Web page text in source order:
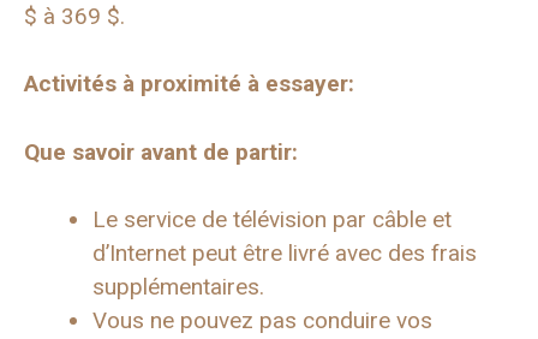
$ à 369 $.
Activités à proximité à essayer:
Que savoir avant de partir:
Le service de télévision par câble et
d’Internet peut être livré avec des frais
supplémentaires.
Vous ne pouvez pas conduire vos